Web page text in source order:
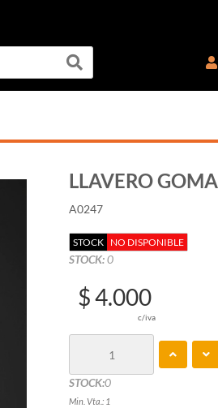
LLAVERO
A0247
STOCK NO DISPONIBLE
STOCK:0
$ 4.000
c/iva
STOCK:0
Min. Vta.: 1